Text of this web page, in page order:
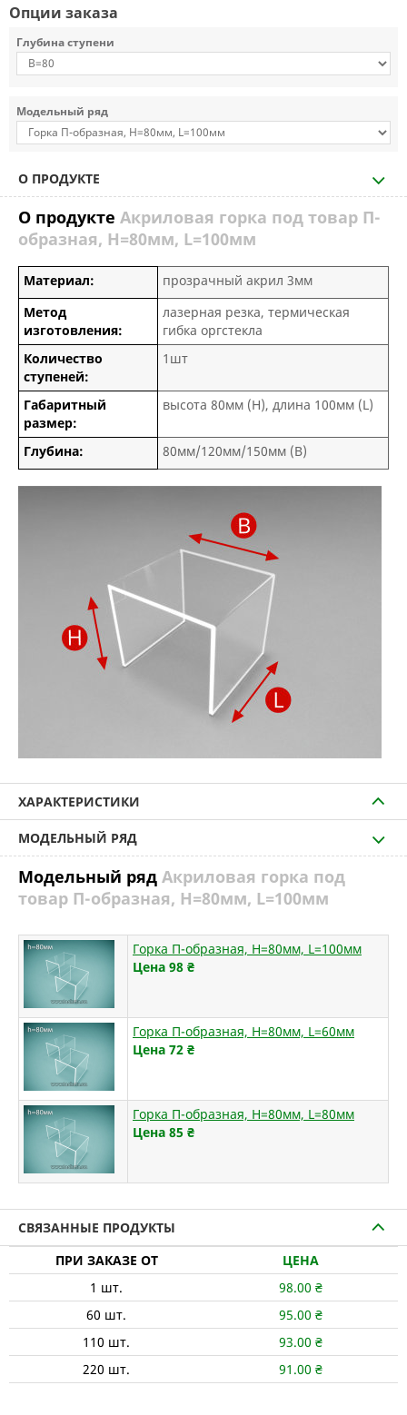
Опции заказа
Глубина ступени
Модельный ряд
О ПРОДУКТЕ
О продукте Акриловая горка под товар П-
образная, H=80мм, L=100мм
Материал:
прозрачный акрил 3мм
Метод
изготовления:
лазерная резка, термическая
гибка оргстекла
Количество
ступеней:
1шт
Габаритный
размер:
высота 80мм (H), длина 100мм (L)
Глубина: 80мм/120мм/150мм (B)
ХАРАКТЕРИСТИКИ
МОДЕЛЬНЫЙ РЯД
Модельный ряд Акриловая горка под
товар П-образная, H=80мм, L=100мм
Горка П-образная, H=80мм, L=100мм
Цена 98 ₴
Горка П-образная, H=80мм, L=60мм
Цена 72 ₴
Горка П-образная, H=80мм, L=80мм
Цена 85 ₴
СВЯЗАННЫЕ ПРОДУКТЫ
ПРИ ЗАКАЗЕ ОТ
ЦЕНА
1 шт. 98.00 ₴
60 шт. 95.00 ₴
110 шт. 93.00 ₴
220 шт. 91.00 ₴